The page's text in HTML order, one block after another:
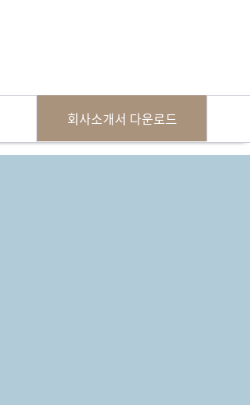
회사소개서 다운로드